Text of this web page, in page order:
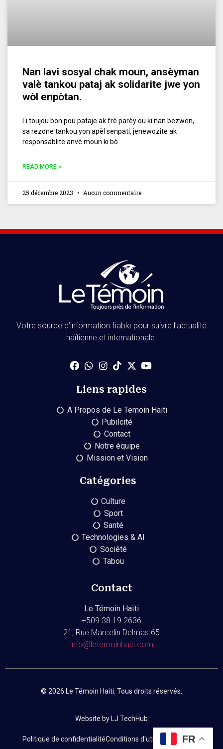
Nan lavi sosyal chak moun, ansèyman
valè tankou pataj ak solidarite jwe yon
wòl enpòtan.
Li toujou bon pou pataje ak frè parèy ou ki nan bezwen,
sa rezone tankou yon apèl senpati, jenewozite ak
responsablite anvè moun ki bò
READ MORE »
25 décembre 2023 Aucun commentaire
Votre source d’information fiable pour suivre l’actualité
haïtienne et internationale.
Liens rapides
A Propos de Le Temoin Haiti
Pubilcité
Contact
Notre équipe
Mission et Vision
Catégories
Culture
Sport
Santé
Technologies & AI
Société
Tabou
Contact
Le Témoin Haïti
+509 38 19 2636
21, Rue Marcelin Delmas 65
info@letemoinhaiti.com
© 2026 Le Témoin Haiti. Tous droits réservés.
Website by LJ TechHub
Politique de confidentialitéConditions d'utilisation Contact
FR